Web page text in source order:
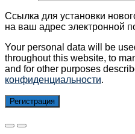
Ссылка для установки
на ваш адрес электронной
Your personal data will be
throughout this website, to
and for other purposes
конфиденциальности.
Регистрация